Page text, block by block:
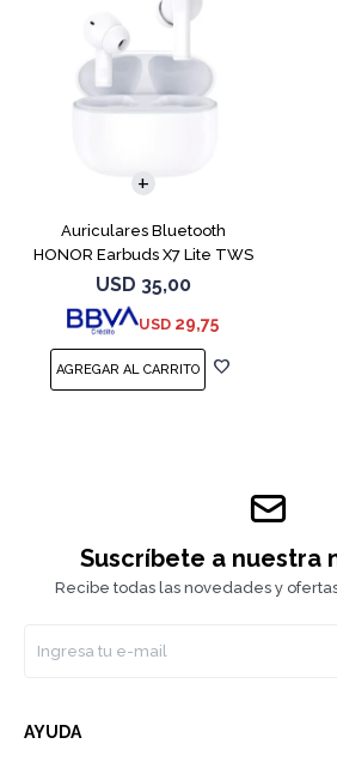
Auriculares Bluetooth
HONOR Earbuds X7 Lite TWS
White
USD 35,00
USD 29,75
Suscríbete a nuestra
Recibe todas las novedades y
AYUDA